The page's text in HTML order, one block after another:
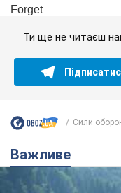
Ти ще не читаєш
Сили
Важливе